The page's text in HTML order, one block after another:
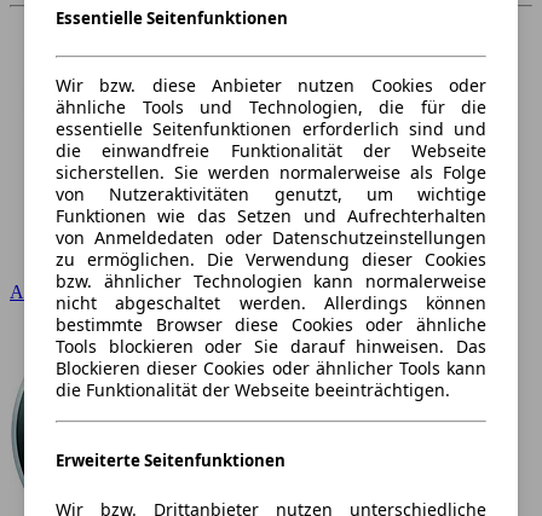
Audi
Essentielle Seitenfunktionen
Wir bzw. diese Anbieter nutzen Cookies oder
ähnliche Tools und Technologien, die für die
essentielle Seitenfunktionen erforderlich sind und
die einwandfreie Funktionalität der Webseite
sicherstellen. Sie werden normalerweise als Folge
von Nutzeraktivitäten genutzt, um wichtige
Funktionen wie das Setzen und Aufrechterhalten
von Anmeldedaten oder Datenschutzeinstellungen
zu ermöglichen. Die Verwendung dieser Cookies
bzw. ähnlicher Technologien kann normalerweise
nicht abgeschaltet werden. Allerdings können
bestimmte Browser diese Cookies oder ähnliche
Tools blockieren oder Sie darauf hinweisen. Das
Blockieren dieser Cookies oder ähnlicher Tools kann
die Funktionalität der Webseite beeinträchtigen.
Erweiterte Seitenfunktionen
Wir bzw. Drittanbieter nutzen unterschiedliche